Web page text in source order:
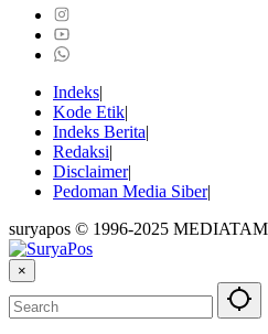
Indeks
Kode Etik
Indeks Berita
Redaksi
Disclaimer
Pedoman Media Siber
suryapos © 1996-2025
×